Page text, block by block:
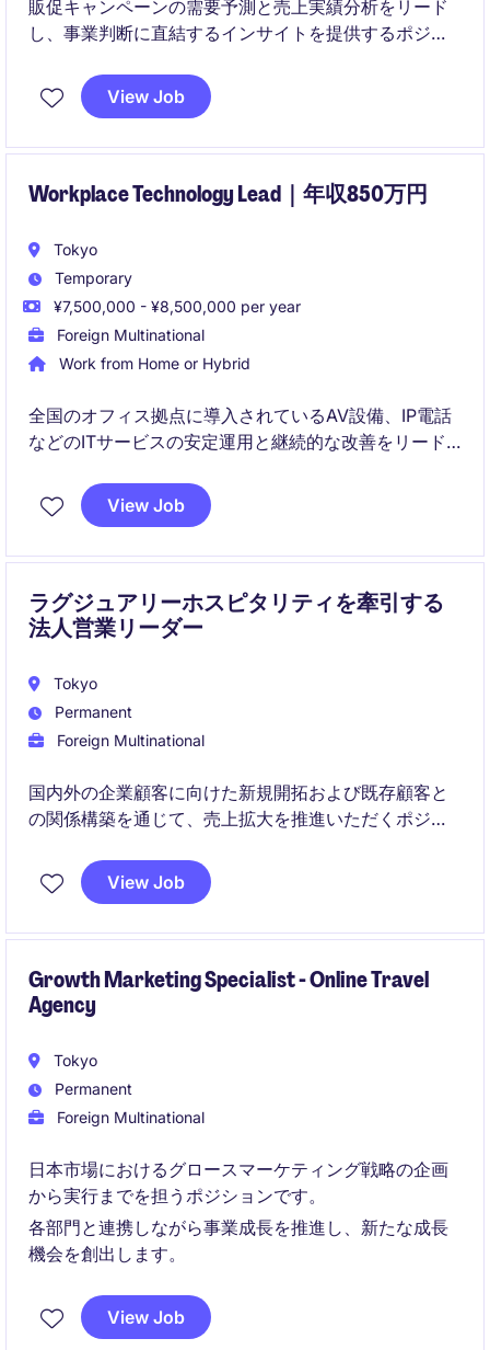
販促キャンペーンの需要予測と売上実績分析をリード
し、事業判断に直結するインサイトを提供するポジシ
イエンスなどの関係部門と連携しながら、データとビ
ジネス視点を組み合わせて意思決定を支援します。
View Job
Workplace Technology Lead｜年収850万円
Tokyo
Temporary
¥7,500,000 - ¥8,500,000 per year
Foreign Multinational
Work from Home or Hybrid
全国のオフィス拠点に導入されているAV設備、IP電話
などのITサービスの安定運用と継続的な改善をリード
社内関係部署やベンダーと連携しながら、サービス品
質向上や新しいテクノロジー導入を推進していただき
View Job
ラグジュアリーホスピタリティを牽引する
法人営業リーダー
Tokyo
Permanent
Foreign Multinational
国内外の企業顧客に向けた新規開拓および既存顧客と
の関係構築を通じて、売上拡大を推進いただくポジシ
の育成も担い、営業組織の成長に貢献いただきます。
View Job
Growth Marketing Specialist - Online Travel
Agency
Tokyo
Permanent
Foreign Multinational
日本市場におけるグロースマーケティング戦略の企画
から実行までを担うポジションです。
各部門と連携しながら事業成長を推進し、新たな成長
機会を創出します。
View Job